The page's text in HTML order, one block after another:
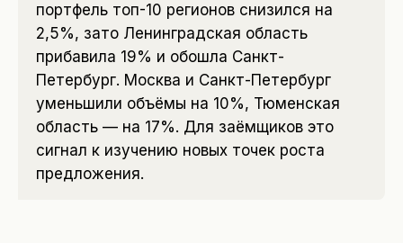
портфель топ-10 регионов снизился на
2,5%, зато Ленинградская область
прибавила 19% и обошла Санкт-
Петербург. Москва и Санкт-Петербург
уменьшили объёмы на 10%, Тюменская
область — на 17%. Для заёмщиков это
сигнал к изучению новых точек роста
предложения.